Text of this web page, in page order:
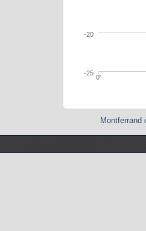
0'
-20
-25
Montferrand